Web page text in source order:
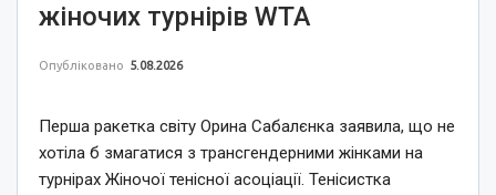
жіночих турнірів WTA
Опубліковано 5.08.2026
Перша ракетка світу Орина Сабалєнка заявила, що не
хотіла б змагатися з трансгендерними жінками на
турнірах Жіночої тенісної асоціації. Тенісистка